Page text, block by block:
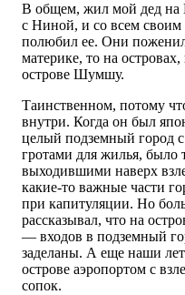
В общем, жил мой дед на
с Ниной, и со всем своим
полюбил ее. Они
материке, то на
острове Шумшу.
Таинственном, потому
внутри. Когда он был
целый подземный город
гротами для жилья, было
выходившими наверх
какие-то важные части
при капитуляции. Но
рассказывал, что на
— входов в подземный
заделаны. А еще наши
острове аэропортом с
сопок.